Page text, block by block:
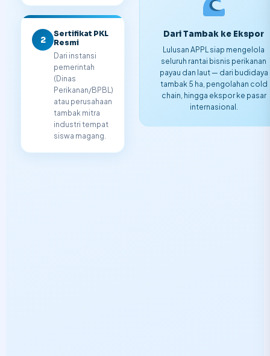
2
Sertifikat PKL
Resmi
Dari instansi
pemerintah
(Dinas
Perikanan/BPBL)
atau perusahaan
tambak mitra
industri tempat
siswa magang.
Dari Tambak ke Ekspor
Lulusan APPL siap mengelola
seluruh rantai bisnis perikanan
payau dan laut — dari budidaya
tambak 5 ha, pengolahan cold
chain, hingga ekspor ke pasar
internasional.